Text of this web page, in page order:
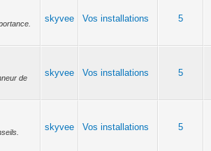
skyvee Vos installations 5
de
skyvee Vos installations 5
skyvee Vos installations 5